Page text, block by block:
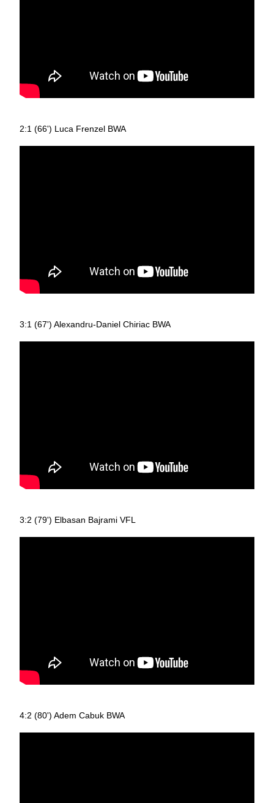
2:1 (66') Luca Frenzel BWA
3:1 (67') Alexandru-Daniel Chiriac BWA
3:2 (79') Elbasan Bajrami VFL
4:2 (80') Adem Cabuk BWA